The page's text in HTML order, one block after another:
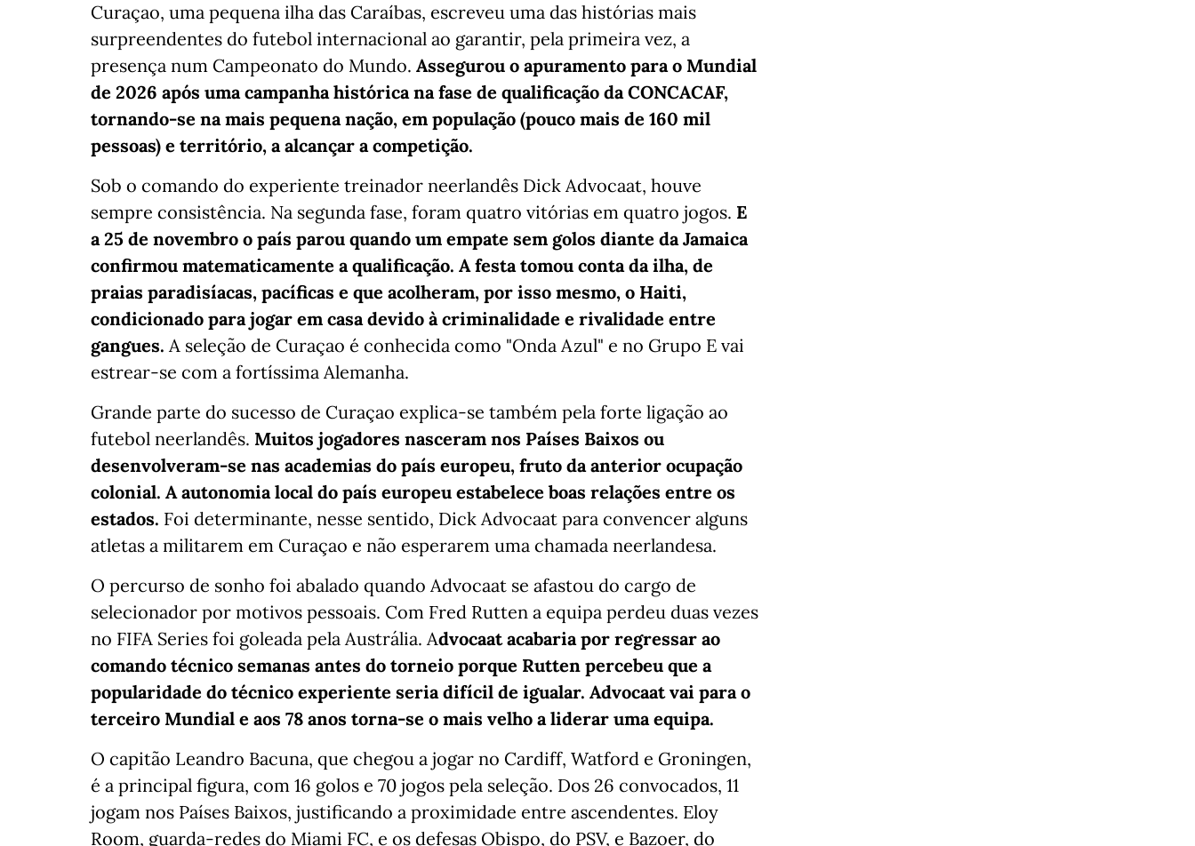
Curaçao, uma pequena ilha das Caraíbas, escreveu uma das histórias mais
surpreendentes do futebol internacional ao garantir, pela primeira vez, a
presença num Campeonato do Mundo. Assegurou o apuramento para o Mundial
de 2026 após uma campanha histórica na fase de qualificação da CONCACAF,
tornando-se na mais pequena nação, em população (pouco mais de 160 mil
pessoas) e território, a alcançar a competição.
Sob o comando do experiente treinador neerlandês Dick Advocaat, houve
sempre consistência. Na segunda fase, foram quatro vitórias em quatro jogos. E
a 25 de novembro o país parou quando um empate sem golos diante da Jamaica
confirmou matematicamente a qualificação. A festa tomou conta da ilha, de
praias paradisíacas, pacíficas e que acolheram, por isso mesmo, o Haiti,
condicionado para jogar em casa devido à criminalidade e rivalidade entre
gangues. A seleção de Curaçao é conhecida como "Onda Azul" e no Grupo E vai
estrear-se com a fortíssima Alemanha.
Grande parte do sucesso de Curaçao explica-se também pela forte ligação ao
futebol neerlandês. Muitos jogadores nasceram nos Países Baixos ou
desenvolveram-se nas academias do país europeu, fruto da anterior ocupação
colonial. A autonomia local do país europeu estabelece boas relações entre os
estados. Foi determinante, nesse sentido, Dick Advocaat para convencer alguns
atletas a militarem em Curaçao e não esperarem uma chamada neerlandesa.
O percurso de sonho foi abalado quando Advocaat se afastou do cargo de
selecionador por motivos pessoais. Com Fred Rutten a equipa perdeu duas vezes
no FIFA Series foi goleada pela Austrália. Advocaat acabaria por regressar ao
comando técnico semanas antes do torneio porque Rutten percebeu que a
popularidade do técnico experiente seria difícil de igualar. Advocaat vai para o
terceiro Mundial e aos 78 anos torna-se o mais velho a liderar uma equipa.
O capitão Leandro Bacuna, que chegou a jogar no Cardiff, Watford e Groningen,
é a principal figura, com 16 golos e 70 jogos pela seleção. Dos 26 convocados, 11
jogam nos Países Baixos, justificando a proximidade entre ascendentes. Eloy
Room, guarda-redes do Miami FC, e os defesas Obispo, do PSV, e Bazoer, do